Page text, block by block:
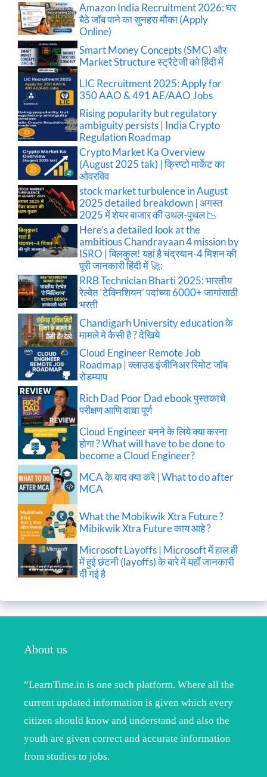
Amazon India Recruitment 2026: घर
बैठे जॉब पाने का सुनहरा मौका (Apply
Online)
Smart Money Concepts (SMC) और
Market Structure स्ट्रैटेजी को हिंदी में
LIC Recruitment 2025: Apply for
350 AAO & 491 AE/AAO Jobs
Rising popularity but regulatory
ambiguity persists | India Crypto
Regulation Roadmap
Crypto Market Ka Overview
(August 2025 tak) | क्रिप्टो मार्केट का
ओवरविव
stock market turbulence in August
2025 detailed breakdown | अगस्त
2025 में शेयर बाजार की उथल-पुथल 📉
Here’s a detailed look at the
ambitious Chandrayaan 4 mission by
ISRO | बिलकुल! यहां है चंद्रयान-4 मिशन की
पूरी जानकारी हिंदी में 🚀:
RRB Technician Bharti 2025: भारतीय
रेल्वेत ‘टेक्निशियन’ पदांच्या 6000+ जागांसाठी
भरती
Chandigarh University education के
मामले मे कैसी है ? देखिये
Cloud Engineer Remote Job
Roadmap | क्लाउड इंजीनिअर रिमोट जॉब
रोडम्याप
Rich Dad Poor Dad ebook पुस्तकाचे
परीक्षण आणि वाचा पूर्ण
Cloud Engineer बनने के लिये क्या करना
होगा ? What will have to be done to
become a Cloud Engineer?
MCA के बाद क्या करे | What to do after
MCA
What the Mobikwik Xtra Future ?
Mibikwik Xtra Future काय आहे ?
Microsoft Layoffs | Microsoft में हाल ही
में हुई छंटनी (layoffs) के बारे में यहाँ जानकारी
दी गई है
About us
”LearnTime.in is one such platform. Where all the
current updated information is given which every
citizen should know and understand and also the
youth are given correct and accurate information
from studies to jobs.